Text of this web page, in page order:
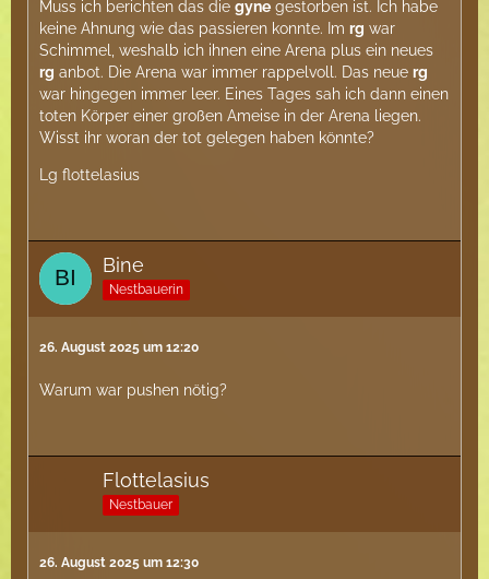
Muss ich berichten das die gyne gestorben ist. Ich habe
keine Ahnung wie das passieren konnte. Im rg war
Schimmel, weshalb ich ihnen eine Arena plus ein neues
rg anbot. Die Arena war immer rappelvoll. Das neue rg
war hingegen immer leer. Eines Tages sah ich dann einen
toten Körper einer großen Ameise in der Arena liegen.
Wisst ihr woran der tot gelegen haben könnte?
Lg flottelasius
Bine
Nestbauerin
26. August 2025 um 12:20
Warum war pushen nötig?
Flottelasius
Nestbauer
26. August 2025 um 12:30